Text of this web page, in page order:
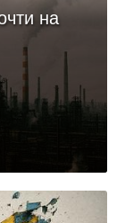
на